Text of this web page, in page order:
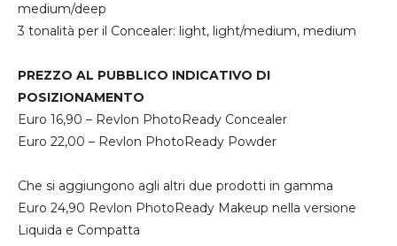
medium/deep
3 tonalità per il Concealer: light, light/medium, medium
PREZZO AL PUBBLICO INDICATIVO DI
POSIZIONAMENTO
Euro 16,90 – Revlon PhotoReady Concealer
Euro 22,00 – Revlon PhotoReady Powder
Che si aggiungono agli altri due prodotti in gamma
Euro 24,90 Revlon PhotoReady Makeup nella versione
Liquida e Compatta